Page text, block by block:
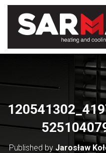
Published by Jarosław